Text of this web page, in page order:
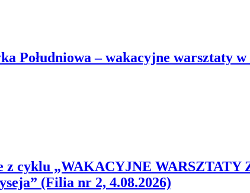
Południowa – wakacyjne warsztaty
z cyklu „WAKACYJNE
(Filia nr 2, 4.08.2026)